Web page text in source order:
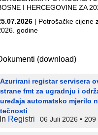
I HERCEGOVINE ZA
| Potrošačke cijene
godine
(download)
Azurirani registar servisera
strane fmt za ugradnju i
uređaja automatsko mjerilo
tečnosti
In Registri 06 Juli 2026 209